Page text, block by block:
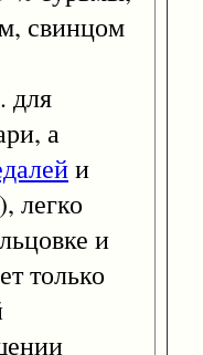
свинцом
для
а
и
), легко
и
только